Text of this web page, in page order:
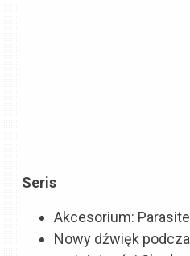
Seris
Akcesorium: Parasite
Nowy dźwięk